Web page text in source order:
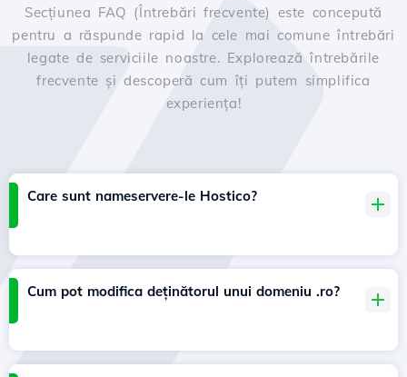
Secțiunea FAQ (Întrebări frecvente) este concepută
pentru a răspunde rapid la cele mai comune întrebări
legate de serviciile noastre. Explorează întrebările
frecvente și descoperă cum îți putem simplifica
experiența!
Care sunt nameservere-le Hostico?
Cum pot modifica deținătorul unui domeniu .ro?